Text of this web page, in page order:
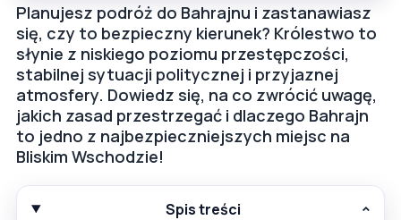
Planujesz podróż do Bahrajnu i zastanawiasz
się, czy to bezpieczny kierunek? Królestwo to
słynie z niskiego poziomu przestępczości,
stabilnej sytuacji politycznej i przyjaznej
atmosfery. Dowiedz się, na co zwrócić uwagę,
jakich zasad przestrzegać i dlaczego Bahrajn
to jedno z najbezpieczniejszych miejsc na
Bliskim Wschodzie!
Spis treści